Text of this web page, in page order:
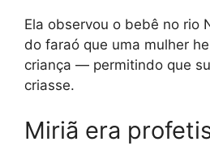
Ela observou o bebê no rio
do faraó que uma mulher
criança — permitindo que
criasse.
Miriã era